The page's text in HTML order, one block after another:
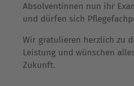
Absolventinnen nun ihr
und dürfen sich
Wir gratulieren herzlich zu
Leistung und wünschen
Zukunft.